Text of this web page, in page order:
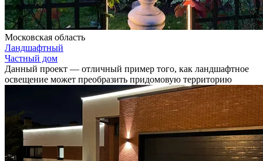
Московская область
Ландшафтный
Частный дом
Данный проект — отличный пример того, как ландшафтное
освещение может преобразить придомовую территорию